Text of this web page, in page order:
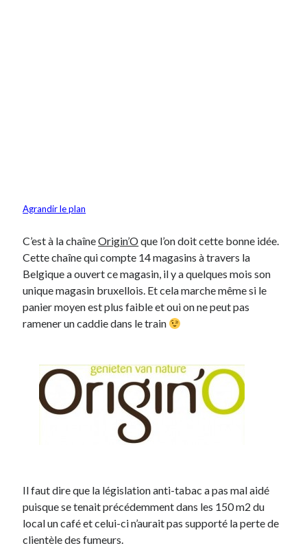
Coup de coeur
Engagé
Geek
Green
Humeur
Lectures
Lyon
Non classé
Parole de Follower
Patchwork
Sorties cuculturelles
Tavukoi
Vidéos
Agrandir le plan
C’est à la chaîneOrigin’Oque l’on doit cette bonne idée.
Cette chaîne qui compte 14 magasins à travers la
Belgique a ouvert ce magasin, il y a quelques mois son
unique magasin bruxellois. Et cela marche même si le
panier moyen est plus faible et oui on ne peut pas
ramener un caddie dans le train
Il faut dire que la législation anti-tabac a pas mal aidé
puisque se tenait précédemment dans les 150 m2 du
local un café et celui-ci n’aurait pas supporté la perte de
clientèle des fumeurs.